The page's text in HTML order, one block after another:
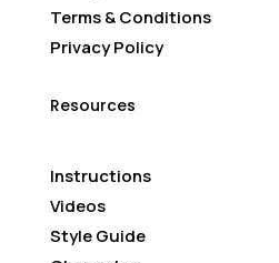
Terms & Conditions
Privacy Policy
Resources
Instructions
Videos
Style Guide